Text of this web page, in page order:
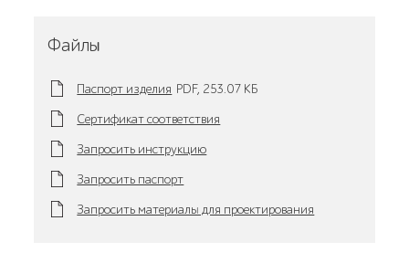
Файлы
Паспорт изделия PDF, 253.07 KБ
Сертификат соответствия
Запросить инструкцию
Запросить паспорт
Запросить материалы для проектирования